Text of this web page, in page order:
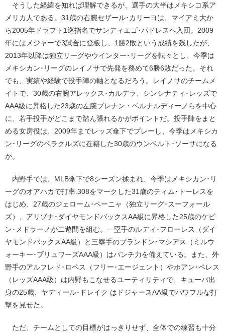
そうした経緯を知れば理解できるが、選手の大半はメキシコ系ア
メリカ人である。31歳の右腕セザール･カリーヨは、マイアミ大か
ら2005年ドラフト1巡指名でサンディエゴ･パドレスへ入団。2009
年にはメジャーで3試合に登板し、1勝2敗という成績を残したが、
2013年以降は独立リーグやウインター･リーグを転々とし、今季は
メキシカン･リーグのレイノサで先発を務めて6勝6敗だった。それ
でも、実績や経験で投手陣の軸となるだろう。レイノサのチームメ
イトで、30歳の右腕アレックス･カルデラ、シンシナティ･レッズで
AAA級に昇格した23歳の左腕ブレナン・ベルナルディーノらを中心
に、若手投手がどこまで踏ん張れるかがポイントだ。投手陣をまと
める女房役は、2009年までレッズ傘下でプレーし、今季はメキシカ
ン･リーグのベラクルズに在籍した30歳のウンベルト･ソーサになる
か。
内野手では、MLB傘下で8シーズン揉まれ、今季はメキシカン･リ
ーグのオアハカで打率.308をマークした31歳のティム･トーレスを
はじめ、27歳のジェローム･ペーニャ（独立リーグ･スーフォール
ズ）、アリゾナ･ダイヤモンドバックスAA級に昇格した25歳のケビ
ン･メドラーノが二遊間を組む。一塁手のルディ･フローレス（ダイ
ヤモンドバックスAA級）と三塁手のブランドン･マシアス（ミルウ
ォーキー･ブリュワーズAAA級）はパンチ力を備えている。また、外
野手のアルフレド･ロペス（フリー･エージェント）やホアン･ペレス
（レッズAAA級）は内野もこなせるユーティリティで、キューバ出
身の25歳、ヤディール･ドレイク はドジャースAA級でパワフルな打
撃を見せた。
ただ、チームとしての目標がはっきりせず、全体での練習も十分